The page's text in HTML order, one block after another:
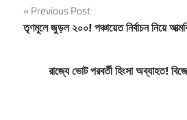
Post
navigation
Previous Post
তৃণমূলে জুড়ল ২০০! পঞ্চায়েত নির্বাচন নিয়ে
রাজ্যে ভোট পরবর্তী হিংসা অব্যাহত!